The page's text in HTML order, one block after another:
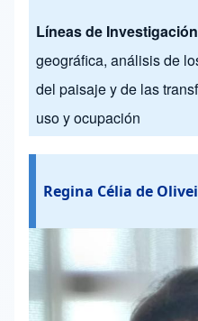
Líneas de
geográfica, análisis de
del paisaje y de las
uso y ocupación
Regina Célia de